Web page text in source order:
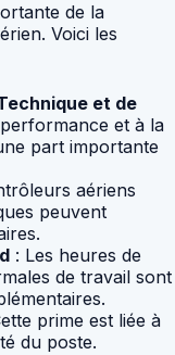
de la
Voici les
et de
et à la
part importante
aériens
peuvent
: Les heures de
de travail sont
prime est liée à
du poste.